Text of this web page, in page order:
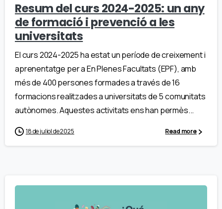
Resum del curs 2024-2025: un any
de formació i prevenció a les
universitats
El curs 2024-2025 ha estat un període de creixement i
aprenentatge per a En Plenes Facultats (EPF), amb
més de 400 persones formades a través de 16
formacions realitzades a universitats de 5 comunitats
autònomes. Aquestes activitats ens han permès...
18 de juliol de 2025 Read more